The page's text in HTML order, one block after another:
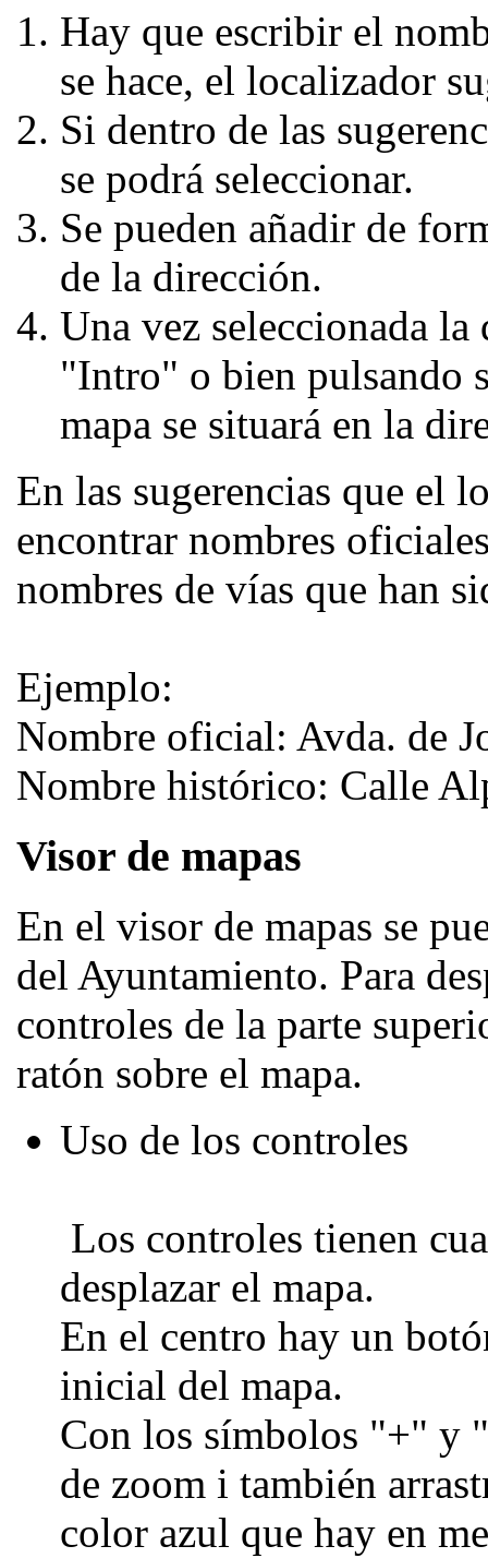
Hay que escribir el
se hace, el localizador
Si dentro de las
se podrá seleccionar.
Se pueden añadir de
de la dirección.
Una vez seleccionada
"Intro" o bien pulsando
mapa se situará en la
En las sugerencias que el
encontrar nombres
nombres de vías que han
Ejemplo:
Nombre oficial: Avda. de
Nombre histórico: Calle
Visor de mapas
En el visor de mapas se
del Ayuntamiento. Para
controles de la parte
ratón sobre el mapa.
Uso de los controles
Los controles tienen
desplazar el mapa.
En el centro hay un
inicial del mapa.
Con los símbolos "+" y
de zoom i también
color azul que hay en